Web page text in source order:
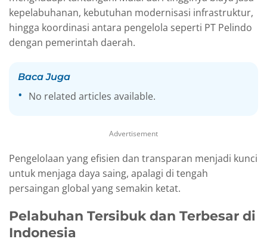
kepelabuhanan, kebutuhan modernisasi infrastruktur,
hingga koordinasi antara pengelola seperti PT Pelindo
dengan pemerintah daerah.
Baca Juga
No related articles available.
Advertisement
Pengelolaan yang efisien dan transparan menjadi kunci
untuk menjaga daya saing, apalagi di tengah
persaingan global yang semakin ketat.
Pelabuhan Tersibuk dan Terbesar di
Indonesia